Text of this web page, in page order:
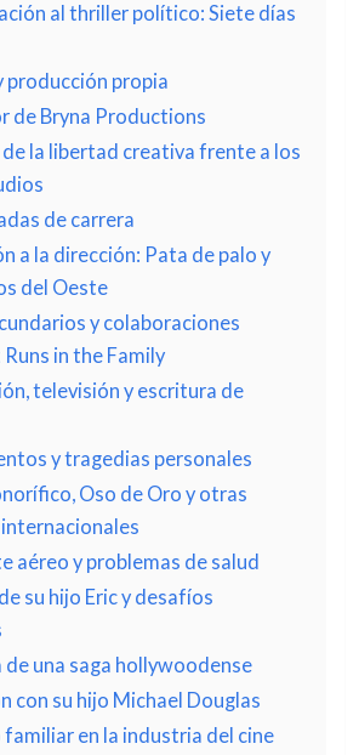
al thriller político: Siete días
producción propia
de Bryna Productions
la libertad creativa frente a los
de carrera
a la dirección: Pata de palo y
del Oeste
y colaboraciones
in the Family
televisión y escritura de
y tragedias personales
Oso de Oro y otras
aéreo y problemas de salud
su hijo Eric y desafíos
de una saga hollywoodense
con su hijo Michael Douglas
familiar en la industria del cine